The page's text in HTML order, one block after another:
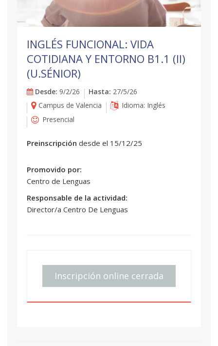
INGLÉS FUNCIONAL: VIDA
COTIDIANA Y ENTORNO B1.1 (II)
(U.SÉNIOR)
Desde: 9/2/26 Hasta: 27/5/26
Campus de Valencia
Idioma: Inglés
Presencial
Preinscripción desde el 15/12/25
Promovido por:
Centro de Lenguas
Responsable de la actividad:
Director/a Centro De Lenguas
Inscripción online cerrada